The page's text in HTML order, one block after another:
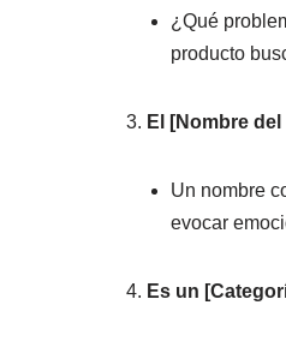
¿Qué
producto
El [Nombre
Un nombre
evocar
Es un